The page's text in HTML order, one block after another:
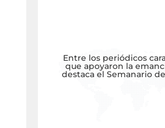
Entre los periódicos
que apoyaron la
destaca el Semanario